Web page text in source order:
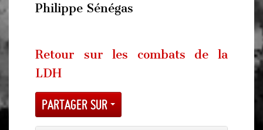
Philippe Sénégas
Retour sur les combats de la
LDH
Partager sur